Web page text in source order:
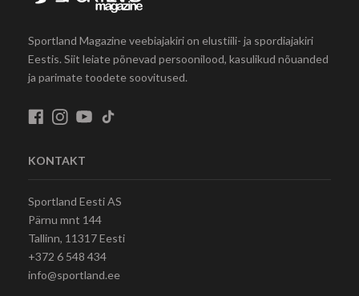
Sportland Magazine veebiajakiri on elustiili- ja spordiajakiri
Eestis. Siit leiate põnevad persoonilood, kasulikud nõuanded
ja parimate toodete soovitused.
KONTAKT
Sportland Eesti AS
Pärnu mnt 144
Tallinn, 11317 Eesti
+372 6 548 434
info@sportland.ee